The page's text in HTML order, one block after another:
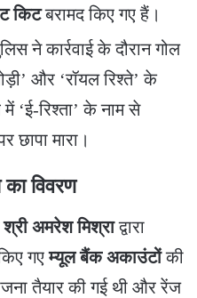
किटबरामद किए गए हैं।
ने कार्रवाई के दौरान गोल
और ‘रॉयल रिश्ते’ के
‘ई-रिश्ता’ के नाम से
छापा मारा।
का विवरण
श्री अमरेश मिश्राद्वारा
किए गएम्यूल बैंक अकाउंटोंकी
तैयार की गई थी और रेंज